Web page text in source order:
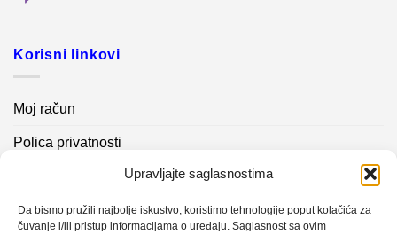
Upravljajte saglasnostima
Da bismo pružili najbolje iskustvo, koristimo tehnologije poput kolačića za
čuvanje i/ili pristup informacijama o uređaju. Saglasnost sa ovim
Korisni linkovi
Moj račun
Polica privatnosti
Kontakt info